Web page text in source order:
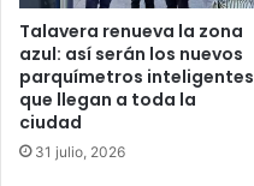
d
e
r
e
c
u
ó
n
p
o
r
l
Talavera renueva la zona
azul: así serán los nuevos
parquímetros inteligentes
que llegan a toda la
ciudad
31 julio, 2026